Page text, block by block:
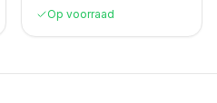
Op voorraad